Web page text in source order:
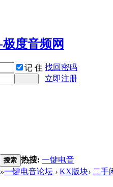
记 住 找回密码
立即注册
搜索 热搜: 一键电音
»一键电音论坛 › KX版块› 二手